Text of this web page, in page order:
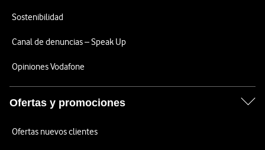
Sostenibilidad
Canal de denuncias – Speak Up
Opiniones Vodafone
Ofertas y promociones
Ofertas nuevos clientes